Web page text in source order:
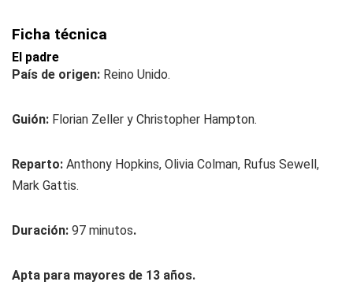
Ficha técnica
El padre
País de origen: Reino Unido.
Guión: Florian Zeller y Christopher Hampton.
Reparto: Anthony Hopkins, Olivia Colman, Rufus Sewell,
Mark Gattis.
Duración: 97 minutos.
Apta para mayores de 13 años.